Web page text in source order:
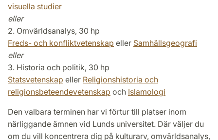
visuella studier
eller
2. Omvärldsanalys, 30 hp
Freds- och konfliktvetenskap eller Samhällsgeografi
eller
3. Historia och politik, 30 hp
Statsvetenskap eller Religionshistoria och
religionsbeteendevetenskap och Islamologi
Den valbara terminen har vi förtur till platser inom
närliggande ämnen vid Lunds universitet. Där väljer du
om du vill koncentrera dig på kulturarv, omvärldsanalys,